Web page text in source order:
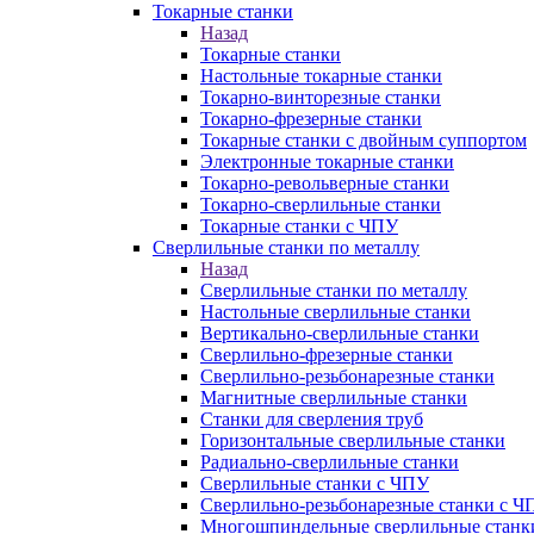
Токарные станки
Назад
Токарные станки
Настольные токарные станки
Токарно-винторезные станки
Токарно-фрезерные станки
Токарные станки с двойным суппортом
Электронные токарные станки
Токарно-револьверные станки
Токарно-сверлильные станки
Токарные станки с ЧПУ
Сверлильные станки по металлу
Назад
Сверлильные станки по металлу
Настольные сверлильные станки
Вертикально-сверлильные станки
Сверлильно-фрезерные станки
Сверлильно-резьбонарезные станки
Магнитные сверлильные станки
Станки для сверления труб
Горизонтальные сверлильные станки
Радиально-сверлильные станки
Сверлильные станки с ЧПУ
Сверлильно-резьбонарезные станки с
Многошпиндельные сверлильные